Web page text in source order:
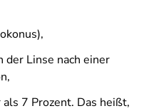
der Linse nach einer
7 Prozent. Das heißt,